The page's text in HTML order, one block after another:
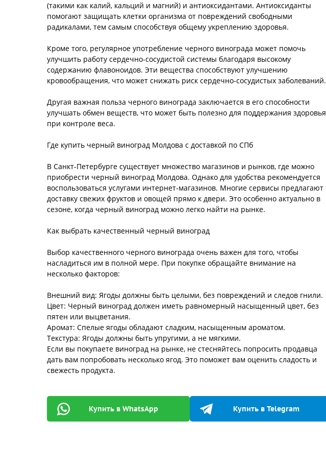
(такими как калий, кальций и магний) и антиоксидантами. Антиоксиданты
помогают защищать клетки организма от повреждений свободными
радикалами, тем самым способствуя общему укреплению здоровья.
Кроме того, регулярное употребление черного винограда может помочь
улучшить работу сердечно-сосудистой системы благодаря высокому
содержанию флавоноидов. Эти вещества способствуют улучшению
кровообращения, что может снижать риск сердечно-сосудистых заболеваний.
Другая важная польза черного винограда заключается в его способности
улучшать обмен веществ, что может быть полезно для поддержания здоровья
при контроле веса.
Где купить черный виноград Молдова с доставкой по СПб
В Санкт-Петербурге существует множество магазинов и рынков, где можно
приобрести черный виноград Молдова. Однако для удобства рекомендуется
воспользоваться услугами интернет-магазинов. Многие сервисы предлагают
доставку свежих фруктов и овощей прямо к двери. Это особенно актуально в
сезоне, когда черный виноград можно легко найти на рынке.
Как выбрать качественный черный виноград
Выбор качественного черного винограда очень важен для того, чтобы
насладиться им в полной мере. При покупке обращайте внимание на
несколько факторов:
Внешний вид: Ягоды должны быть целыми, без повреждений и следов гнили.
Цвет: Черный виноград должен иметь равномерный насыщенный цвет, без
пятен или выцветания.
Аромат: Спелые ягоды обладают сладким, насыщенным ароматом.
Текстура: Ягоды должны быть упругими, а не мягкими.
Если вы покупаете виноград на рынке, не стесняйтесь попросить продавца
дать вам попробовать несколько ягод. Это поможет вам оценить сладость и
свежесть продукта.
Купить в WhatsApp Купить в Telegram